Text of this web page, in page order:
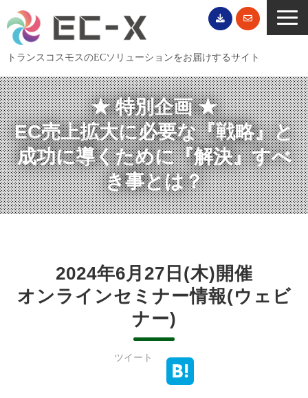
トランスコスモスのECソリューションをお届けするサイト
TOP
サービス一覧
EC導入事例
ECブログ
無料セミナー
EC資料ダウンロード
★ 特別企画 ★
EC売上拡大に必要な『戦略』と
成功に導くために『解決』すべ
き事とは？
2024年6月27日(木)開催
オンラインセミナー情報(ウェビ
ナー)
ツイート